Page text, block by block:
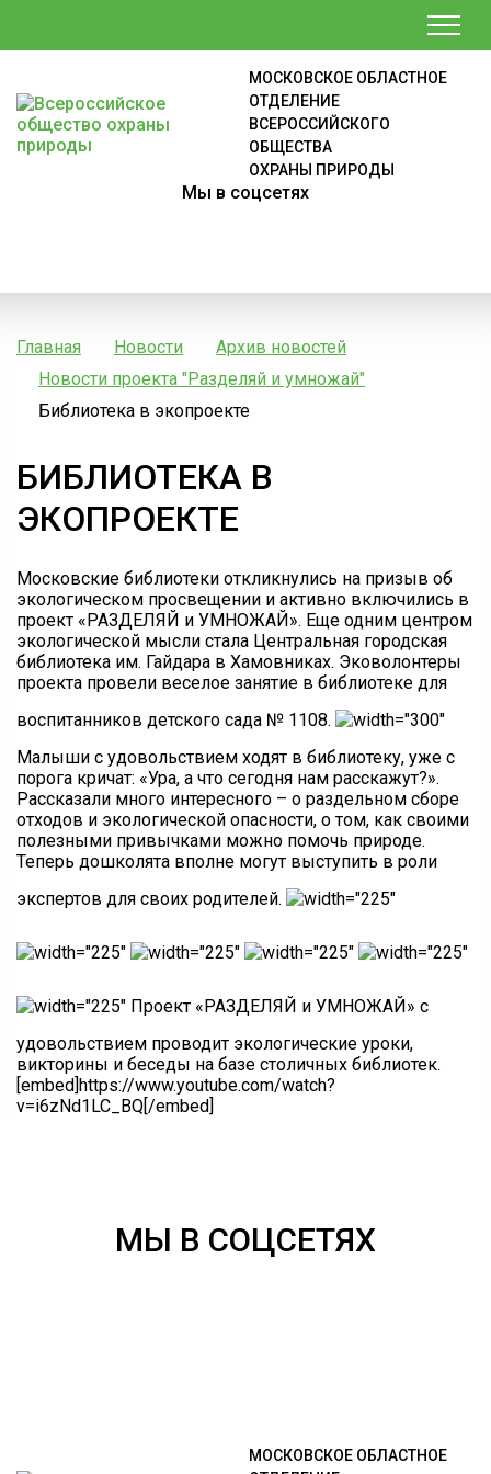
МОСКОВСКОЕ ОБЛАСТНОЕ
ОТДЕЛЕНИЕ
ВСЕРОССИЙСКОГО
ОБЩЕСТВА
ОХРАНЫ ПРИРОДЫ
Мы в соцсетях
Главная Новости
Архив новостей
Новости проекта "Разделяй и умножай"
Библиотека в экопроекте
БИБЛИОТЕКА В
ЭКОПРОЕКТЕ
Московские библиотеки откликнулись на призыв об
экологическом просвещении и активно включились в
проект «РАЗДЕЛЯЙ и УМНОЖАЙ». Еще одним центром
экологической мысли стала Центральная городская
библиотека им. Гайдара в Хамовниках. Эковолонтеры
проекта провели веселое занятие в библиотеке для
воспитанников детского сада № 1108.
Малыши с удовольствием ходят в библиотеку, уже с
порога кричат: «Ура, а что сегодня нам расскажут?».
Рассказали много интересного – о раздельном сборе
отходов и экологической опасности, о том, как своими
полезными привычками можно помочь природе.
Теперь дошколята вполне могут выступить в роли
экспертов для своих родителей.
Проект «РАЗДЕЛЯЙ и УМНОЖАЙ» с
удовольствием проводит экологические уроки,
викторины и беседы на базе столичных библиотек.
[embed]https://www.youtube.com/watch?
v=i6zNd1LC_BQ[/embed]
МЫ В СОЦСЕТЯХ
МОСКОВСКОЕ ОБЛАСТНОЕ